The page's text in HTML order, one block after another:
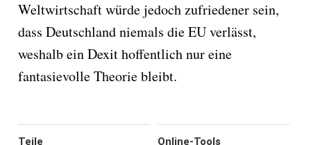
Weltwirtschaft würde jedoch zufriedener sein,
dass Deutschland niemals die EU verlässt,
weshalb ein Dexit hoffentlich nur eine
fantasievolle Theorie bleibt.
Online-Tools
Teile